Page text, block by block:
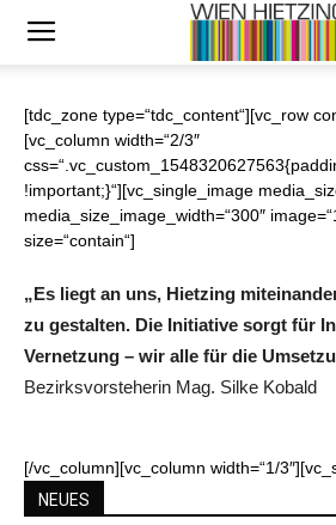
[tdc_zone type=“tdc_content“][vc_row
[vc_column width=“2/3″
!important;}“][vc_single_image
media_size_image_width=“300″
size=“contain“]
„Es liegt an uns, Hietzing
zu gestalten. Die Initiative sorgt für
Vernetzung – wir alle für die
Bezirksvorsteherin Mag. Silke Kobald
[/vc_column][vc_column width=“1/
NEUES